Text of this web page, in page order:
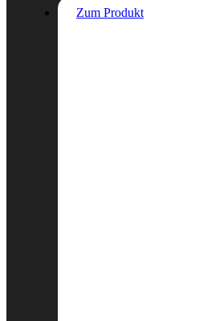
Zum Produkt